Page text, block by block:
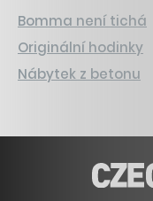
Bomma není tichá
Originální hodinky
Nábytek z betonu